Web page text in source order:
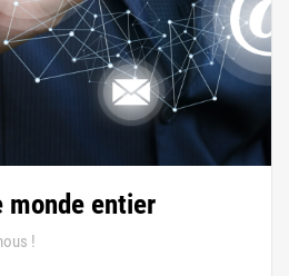
monde entier
!